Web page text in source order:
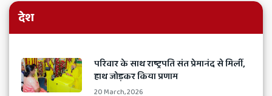
देश
​परिवार के साथ राष्ट्रपति संत प्रेमानंद से मिलीं,
हाथ जोड़कर किया प्रणाम
20 March, 2026